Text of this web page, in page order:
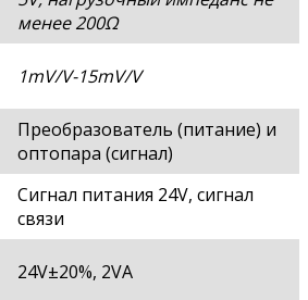
менее 200Ω
1mV/V-15mV/V
Преобразователь (питание) и
оптопара (сигнал)
Сигнал питания 24V, сигнал
связи
24V±20%, 2VA